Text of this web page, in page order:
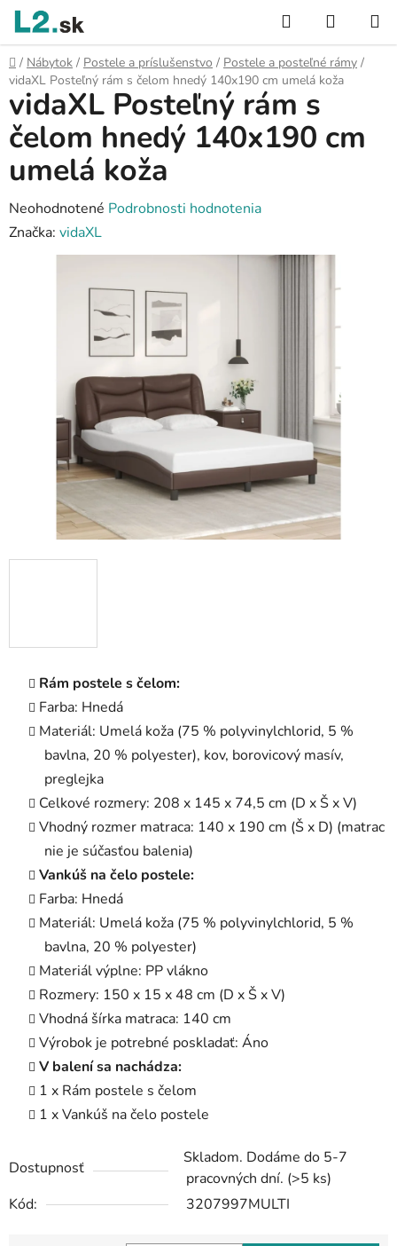
Prejsť
obsah
Hľadať
KOŠÍK
Domov
/ Nábytok / Postele a príslušenstvo / Postele a posteľné rámy /
vidaXL Posteľný rám s čelom hnedý 140x190 cm umelá koža
Rám postele s čelom:
Farba: Hnedá
Materiál: Umelá koža (75 % polyvinylchlorid, 5 %
bavlna, 20 % polyester), kov, borovicový masív,
preglejka
Celkové rozmery: 208 x 145 x 74,5 cm (D x Š x V)
Vhodný rozmer matraca: 140 x 190 cm (Š x D) (matrac
nie je súčasťou balenia)
Vankúš na čelo postele:
Farba: Hnedá
Materiál: Umelá koža (75 % polyvinylchlorid, 5 %
bavlna, 20 % polyester)
Materiál výplne: PP vlákno
Rozmery: 150 x 15 x 48 cm (D x Š x V)
Vhodná šírka matraca: 140 cm
Výrobok je potrebné poskladať: Áno
V balení sa nachádza:
1 x Rám postele s čelom
1 x Vankúš na čelo postele
Dostupnosť
Skladom. Dodáme do 5-7
pracovných dní. (>5 ks)
Kód:
3207997MULTI
vidaXL Posteľný rám s
čelom hnedý 140x190 cm
umelá koža
Priemerné
hodnotenie
produktu
hviezdičiek.
Neohodnotené Podrobnosti hodnotenia
Značka: vidaXL